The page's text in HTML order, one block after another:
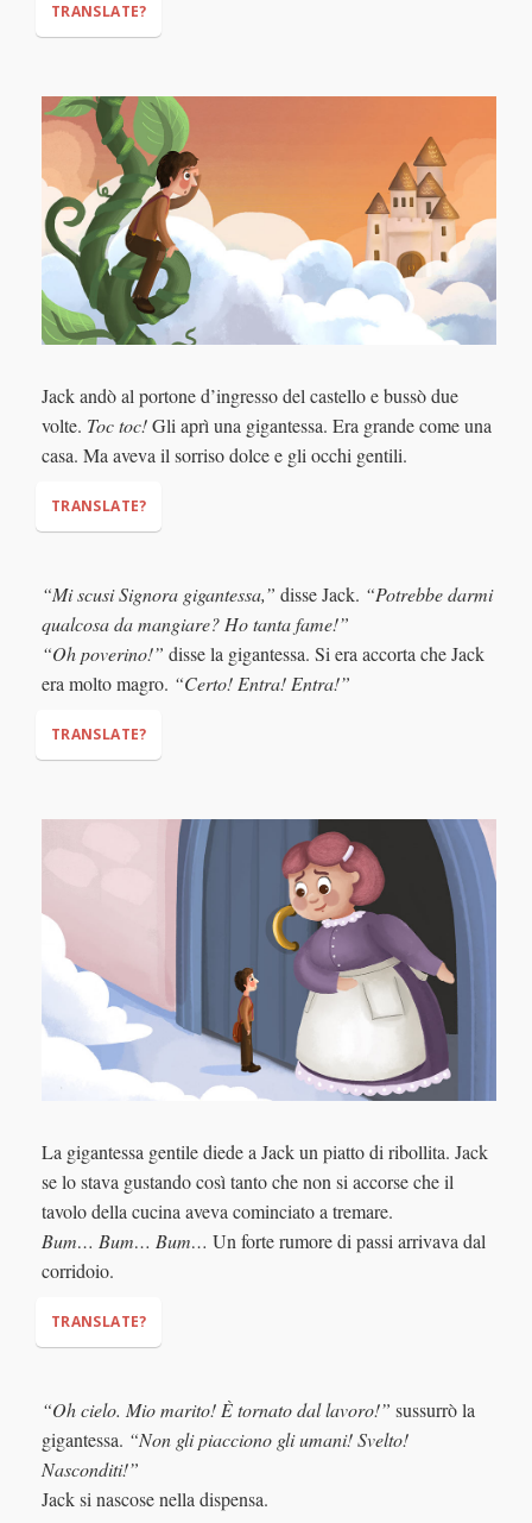
TRANSLATE?
"Maybe I can find something to eat in that castle…"
Jack andò al portone d’ingresso del castello e bussò due
volte. Toc toc!Gli aprì una gigantessa. Era grande come una
casa. Ma aveva il sorriso dolce e gli occhi gentili.
TRANSLATE?
Knock knock!
“Mi scusi Signora gigantessa,” disse Jack. “Potrebbe darmi
qualcosa da mangiare? Ho tanta fame!”
“Oh poverino!” disse la gigantessa. Si era accorta che Jack
era molto magro. “Certo! Entra! Entra!”
TRANSLATE?
something to eat? I am so hungry!"
"Oh poor little boy!"
"Of course! Come in! Come in!"
La gigantessa gentile diede a Jack un piatto di ribollita. Jack
se lo stava gustando così tanto che non si accorse che il
tavolo della cucina aveva cominciato a tremare.
Bum… Bum… Bum… Un forte rumore di passi arrivava dal
corridoio.
TRANSLATE?
Boom…Boom... Boom...
“Oh cielo. Mio marito! È tornato dal lavoro!” sussurrò la
gigantessa. “Non gli piacciono gli umani! Svelto!
Nasconditi!”
Jack si nascose nella dispensa.